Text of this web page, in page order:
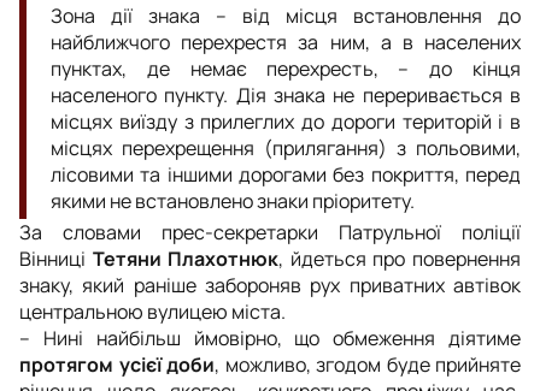
Зона дії знака – від місця встановлення до
найближчого перехрестя за ним, а в населених
пунктах, де немає перехресть, – до кінця
населеного пункту. Дія знака не переривається в
місцях виїзду з прилеглих до дороги територій і в
місцях перехрещення (прилягання) з польовими,
лісовими та іншими дорогами без покриття, перед
якими не встановлено знаки пріоритету.
За словами прес-секретарки Патрульної поліції
Вінниці Тетяни Плахотнюк, йдеться про повернення
знаку, який раніше забороняв рух приватних автівок
центральною вулицею міста.
– Нині найбільш ймовірно, що обмеження діятиме
протягом усієї доби, можливо, згодом буде прийняте